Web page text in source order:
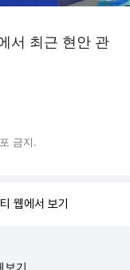
서 최근 현안 관
금지.
웹에서 보기
보기